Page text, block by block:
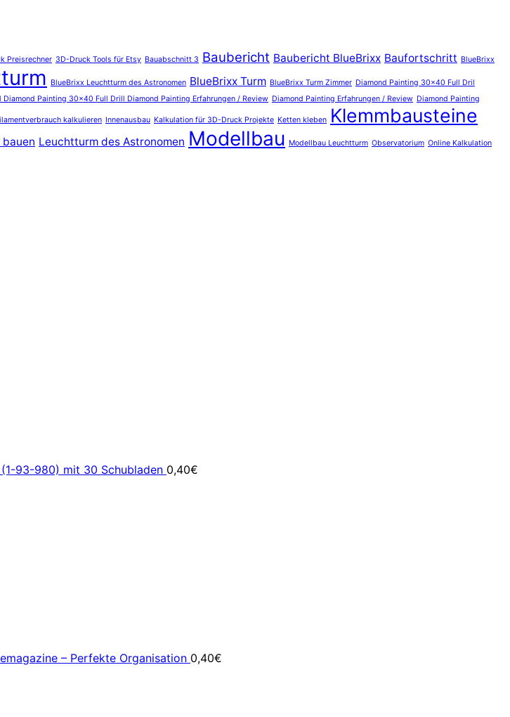
Preisrechner 3D-Druck Tools für Etsy Bauabschnitt 3 Baubericht Baubericht BlueBrixx Baufortschritt BlueBrixx
BlueBrixx Leuchtturm des Astronomen BlueBrixx Turm BlueBrixx Turm Zimmer Diamond Painting 30x40 Full Dril
Painting 30x40 Full Drill Diamond Painting Erfahrungen / Review Diamond Painting Erfahrungen / Review Diamond Painting
kalkulieren Innenausbau Kalkulation für 3D-Druck Projekte Ketten kleben Klemmbausteine
Leuchtturm des Astronomen Modellbau Modellbau Leuchtturm Observatorium Online Kalkulation
93-980) mit 30 Schubladen 0,40€
– Perfekte Organisation 0,40€